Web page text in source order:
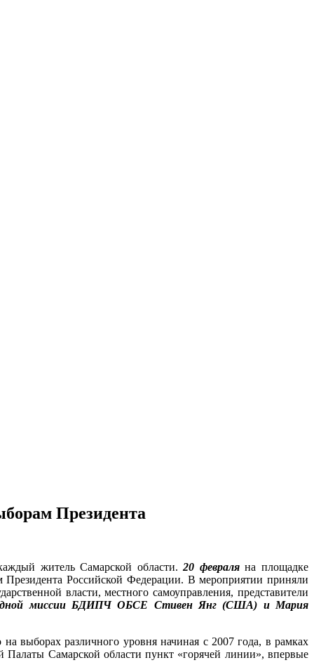
Президента
житель Самарской области.20 февраляна площадке
Российской Федерации. В мероприятии приняли
власти, местного самоуправления, представители
миссии БДИПЧ ОБСЕ Стивен Янг (США) и Мария
выборах различного уровня начиная с 2007 года, в рамках
Палаты Самарской области пункт «горячей линии», впервые